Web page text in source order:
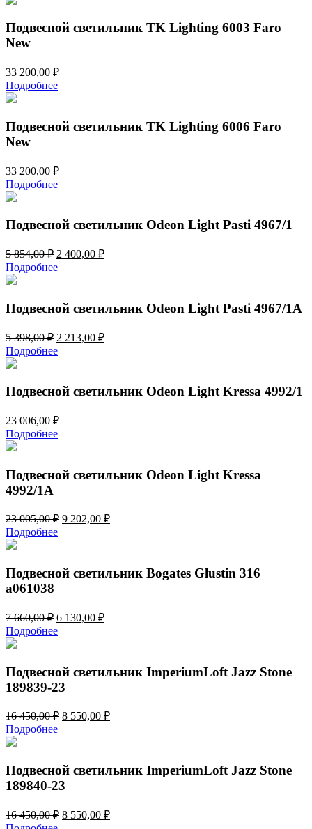
Подвесной светильник TK Lighting 6003 Faro
New
33 200,00 ₽
Подробнее
Подвесной светильник TK Lighting 6006 Faro
New
33 200,00 ₽
Подробнее
Подвесной светильник Odeon Light Pasti 4967/1
5 854,00₽ Первоначальная
цена
составляла
854,00 ₽.
2 400,00 ₽Текущая
Подробнее
Подвесной светильник Odeon Light Pasti 4967/1A
5 398,00₽ Первоначальная
цена
составляла
398,00 ₽.
2 213,00 ₽Текущая
Подробнее
Подвесной светильник Odeon Light Kressa 4992/1
23 006,00 ₽
Подробнее
Подвесной светильник Odeon Light Kressa
4992/1A
23 005,00₽ Первоначальная
005,00 ₽.
9 202,00 ₽Текущая
Подробнее
Подвесной светильник Bogates Glustin 316
a061038
7 660,00₽ Первоначальная
цена
составляла
660,00 ₽.
6 130,00 ₽Текущая
Подробнее
Подвесной светильник ImperiumLoft Jazz Stone
189839-23
16 450,00₽ Первоначальная
450,00 ₽.
8 550,00 ₽Текущая
Подробнее
Подвесной светильник ImperiumLoft Jazz Stone
189840-23
16 450,00₽ Первоначальная
8 550,00 ₽Текущая